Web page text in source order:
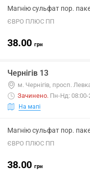
Магнію сульфат пор.
ЄВРО ПЛЮС ПП
38.00 грн
Чернігів 13
м. Чернігів, просп.
Зачинено. Пн-Нд: 08:00-
На мапі
Магнію сульфат пор.
ЄВРО ПЛЮС ПП
38.00 грн